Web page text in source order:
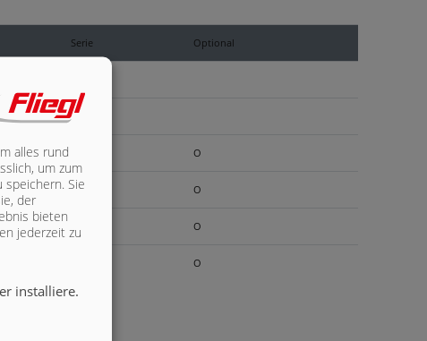
Serie Optional
X
O
O
O
O
alles rund
um zum
speichern. Sie
der
bieten
jederzeit zu
installiere.